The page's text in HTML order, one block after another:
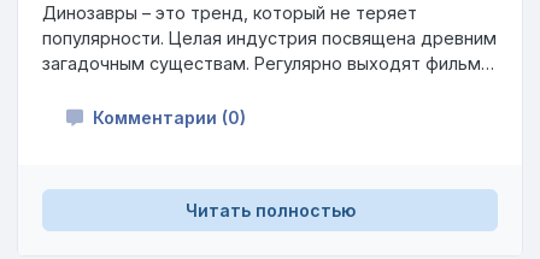
Динозавры – это тренд, который не теряет
популярности. Целая индустрия посвящена древним
загадочным существам. Регулярно выходят фильмы
тематики нет числа. А ведь есть не менее
доисторических существ, которые были лучшими
друзьями (или врагами) динозавров.
Комментарии (0)
Читать полностью